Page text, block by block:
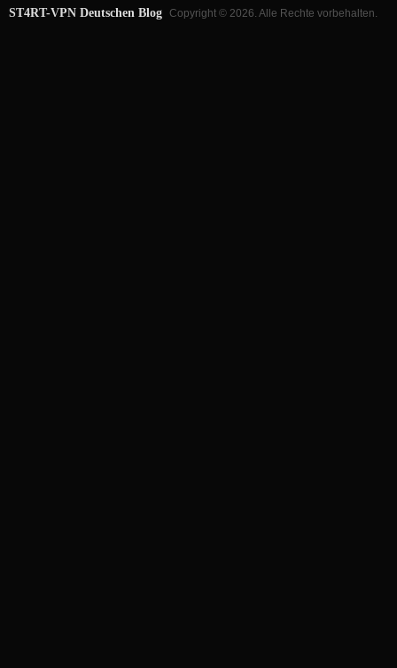
ST4RT-VPN Deutschen Blog Copyright © 2026. Alle Rechte vorbehalten.